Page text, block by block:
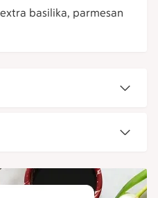
basilika, parmesan